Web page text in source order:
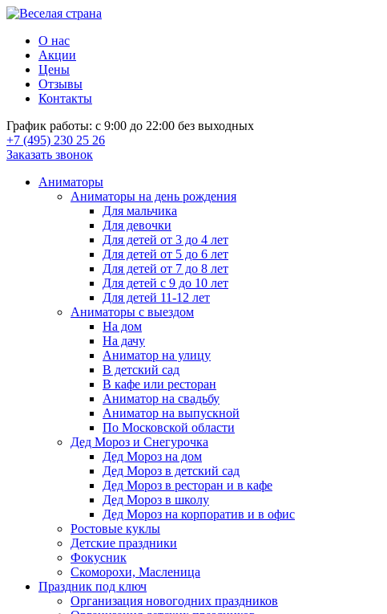
О нас
Акции
Цены
Отзывы
Контакты
График работы: с 9:00 до 22:00 без выходных
+7 (495) 230 25 26
Заказать звонок
Аниматоры
Аниматоры на день рождения
Для мальчика
Для девочки
Для детей от 3 до 4 лет
Для детей от 5 до 6 лет
Для детей от 7 до 8 лет
Для детей с 9 до 10 лет
Для детей 11-12 лет
Аниматоры с выездом
На дом
На дачу
Аниматор на улицу
В детский сад
В кафе или ресторан
Аниматор на свадьбу
Аниматор на выпускной
По Московской области
Дед Мороз и Снегурочка
Дед Мороз на дом
Дед Мороз в детский сад
Дед Мороз в ресторан и в кафе
Дед Мороз в школу
Дед Мороз на корпоратив и в офис
Ростовые куклы
Детские праздники
Фокусник
Скоморохи, Масленица
Праздник под ключ
Организация новогодних праздников